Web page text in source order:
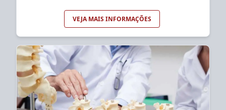
VEJA MAIS INFORMAÇÕES